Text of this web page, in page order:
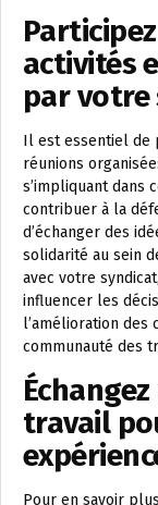
activités
par votre
Il est essentiel de
réunions
s’impliquant dans
contribuer à la
d’échanger des
solidarité au sein
avec votre
influencer les
l’amélioration des
communauté des
travail
Pour en savoir